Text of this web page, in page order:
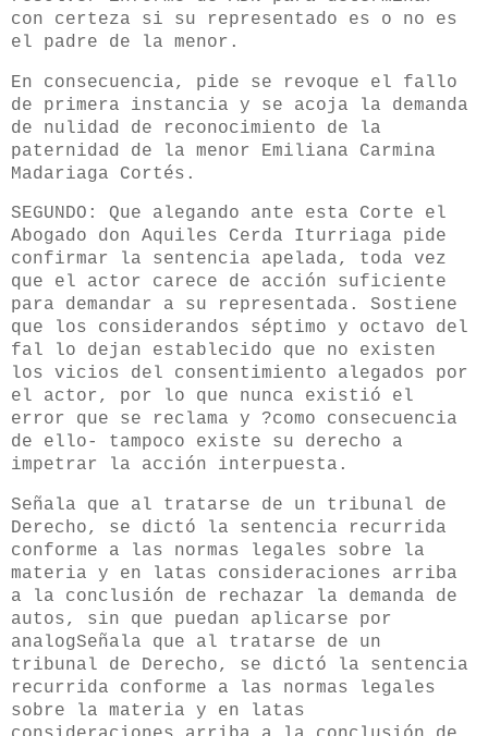
con certeza si su representado es o no es
el padre de la menor.
En consecuencia, pide se revoque el fallo
de primera instancia y se acoja la demanda
de nulidad de reconocimiento de la
paternidad de la menor Emiliana Carmina
Madariaga Cortés.
SEGUNDO: Que alegando ante esta Corte el
Abogado don Aquiles Cerda Iturriaga pide
confirmar la sentencia apelada, toda vez
que el actor carece de acción suficiente
para demandar a su representada. Sostiene
que los considerandos séptimo y octavo del
fal lo dejan establecido que no existen
los vicios del consentimiento alegados por
el actor, por lo que nunca existió el
error que se reclama y ?como consecuencia
de ello- tampoco existe su derecho a
impetrar la acción interpuesta.
Señala que al tratarse de un tribunal de
Derecho, se dictó la sentencia recurrida
conforme a las normas legales sobre la
materia y en latas consideraciones arriba
a la conclusión de rechazar la demanda de
autos, sin que puedan aplicarse por
analogSeñala que al tratarse de un
tribunal de Derecho, se dictó la sentencia
recurrida conforme a las normas legales
sobre la materia y en latas